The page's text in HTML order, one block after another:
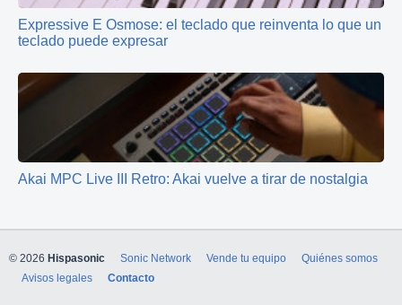
Expressive E Osmose: el teclado que reinventa lo que un
teclado puede expresar
Akai MPC Live III Retro: Akai vuelve a tirar de nostalgia
© 2026 Hispasonic Sonic Network Vende tu equipo
Quiénes somos
Avisos legales
Contacto